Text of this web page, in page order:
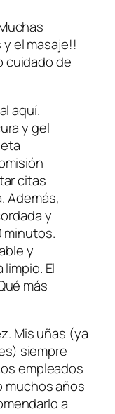
el masaje!!
cuidado de
aquí.
y gel
citas
Además,
y
minutos.
y
El
más
Mis uñas (ya
siempre
empleados
muchos años
a